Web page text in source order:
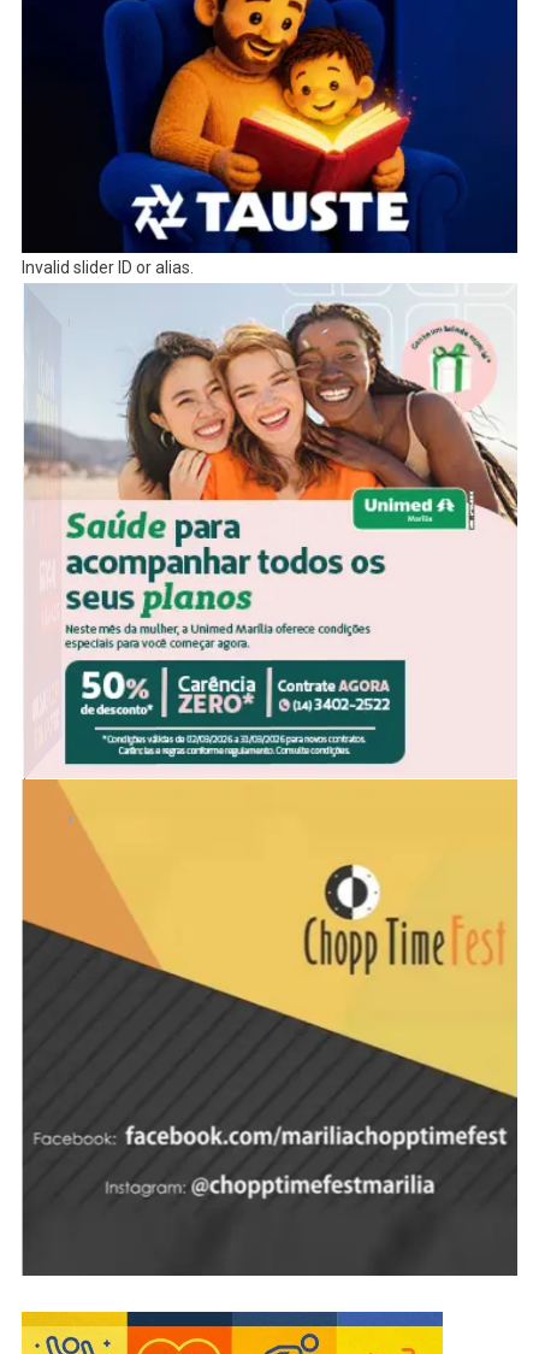
Invalid slider ID or alias.